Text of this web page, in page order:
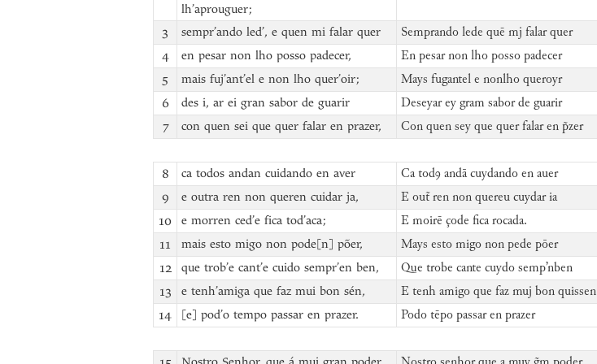
lh’aprouguer;
3 sempr’ando led’, e quen mi falar quer Semprando lede quē mj falar quer
4 en pesar non lho posso padecer, En pesar non lho posso padecer
5 mais fuj’ant’el e non lho quer’oir; Mays fugantel e nonlho queroyr
6 des i, ar ei gran sabor de guarir Deseyar ey gram sabor de guarir
7 con quen sei que quer falar en prazer, Con quen sey que quer falar en p̃zer
8 ca todos andan cuidando en aver Ca todꝯ andā cuydando en auer
9 e outra ren non queren cuidar ja, E out̃ ren non quereu cuydar ia
10 e morren ced’e fica tod’aca; E moirē çode fica rocada.
11 mais esto migo non pode[n] põer, Mays esto migo non pede pōer
12 que trob’e cant’e cuido sempr’en ben, Que trobe cante cuydo semp’nben
13 e tenh’amiga que faz mui bon sén, E tenh amigo que faz muj bon quissen
14 [e] pod’o tempo passar en prazer. Podo tēpo passar en prazer